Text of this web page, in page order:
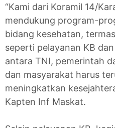
“Kami dari Koramil 14/
mendukung program-
bidang kesehatan,
seperti pelayanan KB
antara TNI, pemerintah
dan masyarakat harus
meningkatkan
Kapten Inf Maskat.